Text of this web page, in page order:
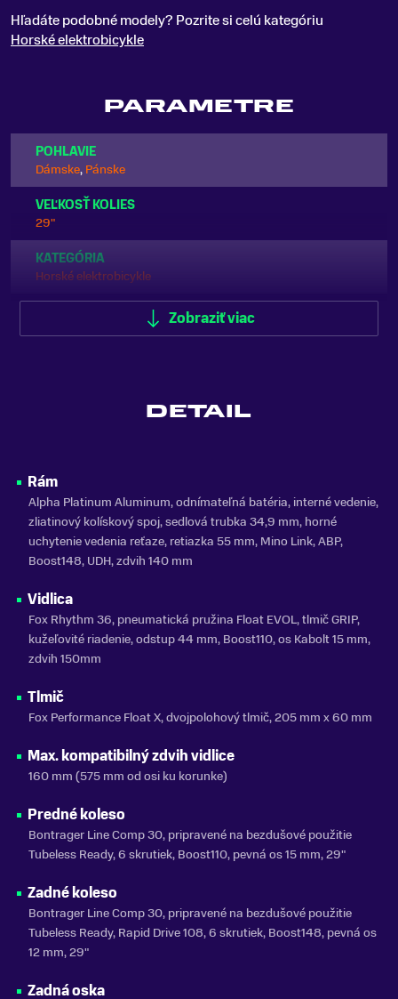
Hľadáte podobné modely? Pozrite si celú kategóriu
Horské elektrobicykle
PARAMETRE
POHLAVIE
Dámske, Pánske
VEĽKOSŤ KOLIES
29"
KATEGÓRIA
Horské elektrobicykle
ODNÍMATEĽNÁ BATÉRIA
Áno
KAPACITA BATÉRIE
360 Wh
TQ-HPR50
VLASTNOSTI BICYKLA
s košíkom, s prehadzovačkou
do 150 kg
2025
Trek
Zobraziť menej
Zobraziť viac
DETAIL
Rám
Alpha Platinum Aluminum, odnímateľná batéria, interné vedenie,
zliatinový kolískový spoj, sedlová trubka 34,9 mm, horné
uchytenie vedenia reťaze, retiazka 55 mm, Mino Link, ABP,
Boost148, UDH, zdvih 140 mm
Vidlica
Fox Rhythm 36, pneumatická pružina Float EVOL, tlmič GRIP,
kužeľovité riadenie, odstup 44 mm, Boost110, os Kabolt 15 mm,
zdvih 150mm
Tlmič
Fox Performance Float X, dvojpolohový tlmič, 205 mm x 60 mm
Max. kompatibilný zdvih vidlice
160 mm (575 mm od osi ku korunke)
Predné koleso
Bontrager Line Comp 30, pripravené na bezdušové použitie
Tubeless Ready, 6 skrutiek, Boost110, pevná os 15 mm, 29"
Zadné koleso
Bontrager Line Comp 30, pripravené na bezdušové použitie
Tubeless Ready, Rapid Drive 108, 6 skrutiek, Boost148, pevná os
12 mm, 29"
Zadná oska